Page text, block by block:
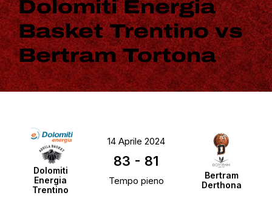
Dolomiti Energia
Basket Trentino vs
Bertram Tortona
Dolomiti
Energia
Trentino
Bertram
Derthona
14 Aprile 2024
83 - 81
Tempo pieno